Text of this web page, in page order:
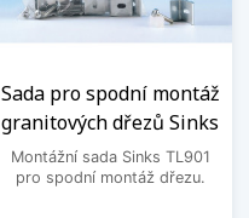
Sada pro spodní montáž
granitových dřezů Sinks
Montážní sada Sinks TL901
pro spodní montáž dřezu.